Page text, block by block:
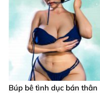
Búp bê tình dục bán thân